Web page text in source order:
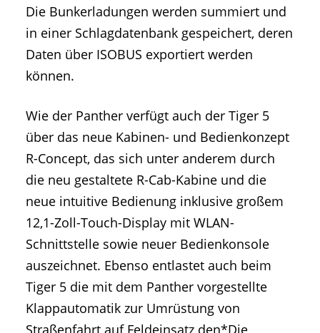
Die Bunkerladungen werden summiert und
in einer Schlagdatenbank gespeichert, deren
Daten über ISOBUS exportiert werden
können.
Wie der Panther verfügt auch der Tiger 5
über das neue Kabinen- und Bedienkonzept
R-Concept, das sich unter anderem durch
die neu gestaltete R-Cab-Kabine und die
neue intuitive Bedienung inklusive großem
12,1-Zoll-Touch-Display mit WLAN-
Schnittstelle sowie neuer Bedienkonsole
auszeichnet. Ebenso entlastet auch beim
Tiger 5 die mit dem Panther vorgestellte
Klappautomatik zur Umrüstung von
Straßenfahrt auf Feldeinsatz den*Die